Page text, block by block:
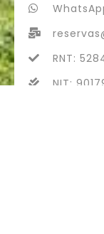
RNT:
NIT: